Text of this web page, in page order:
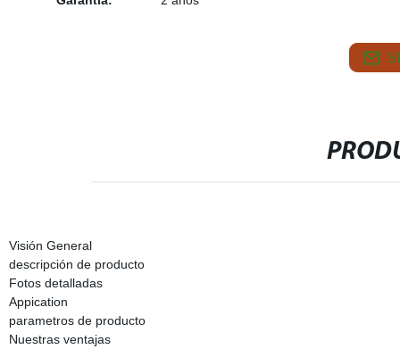
Visión General
descripción de producto
Fotos detalladas
Appication
parametros de producto
Nuestras ventajas